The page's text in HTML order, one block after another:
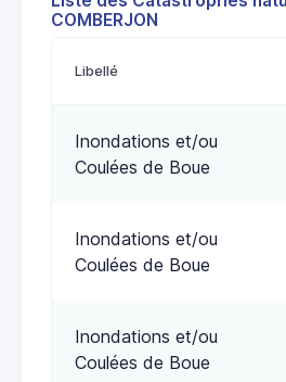
COMBERJON
Libellé
Inondations et/ou
Coulées de Boue
Inondations et/ou
Coulées de Boue
Inondations et/ou
Coulées de Boue